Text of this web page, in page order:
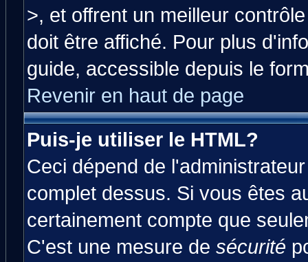
>, et offrent un meilleur
doit être affiché. Pour plus
guide, accessible depuis le
Revenir en haut de page
Puis-je utiliser le HTML?
Ceci dépend de
complet dessus. Si vous êtes
certainement compte que
C'est une mesure de sécurité